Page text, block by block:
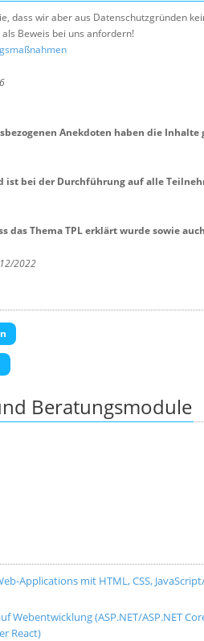
dass wir aber aus Datenschutzgründen
Beweis bei uns anfordern!
Anekdoten haben die Inhalte
ist bei der Durchführung auf alle
das Thema TPL erklärt wurde sowie
2022
Beratungsmodule
Applications mit HTML, CSS,
Webentwicklung (ASP.NET/ASP.NET
React)